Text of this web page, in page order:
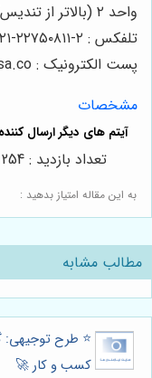
واحد ۲ (بالاتر از تندیس) ، کدپستی: ۱۹۸۹۶۳۴۴۱۴
تلفکس : ۲-۲۲۷۵۰۸۱۱-۰۲۱
پست الکترونیک : info@matsa.co
مشخصات
به این مقاله امتیاز بدهید :
تعداد بازدید : 254
مطالب مشابه
⭐️ طرح توجیهی:
کسب و کار 🚀